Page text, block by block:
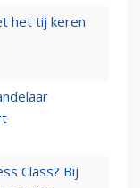
het tij keren
Class? Bij